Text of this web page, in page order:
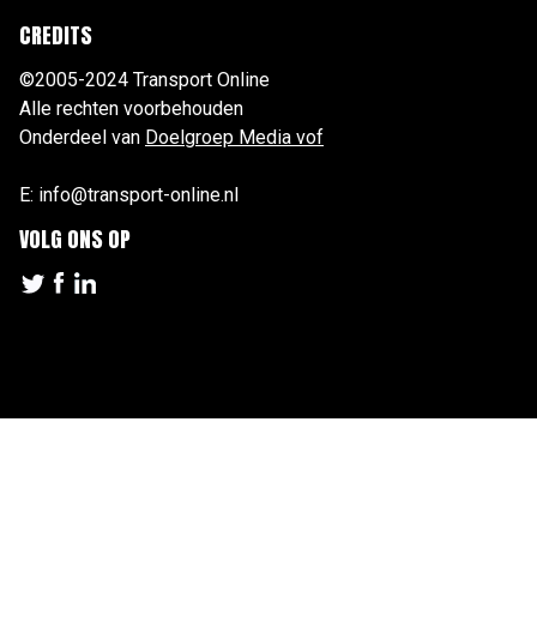
CREDITS
©2005-2024 Transport Online
Alle rechten voorbehouden
Onderdeel van Doelgroep Media vof
E: info@transport-online.nl
VOLG ONS OP